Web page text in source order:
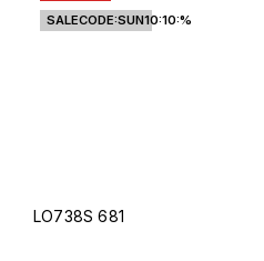
SALECODE:SUN10:10:%
LO738S 681